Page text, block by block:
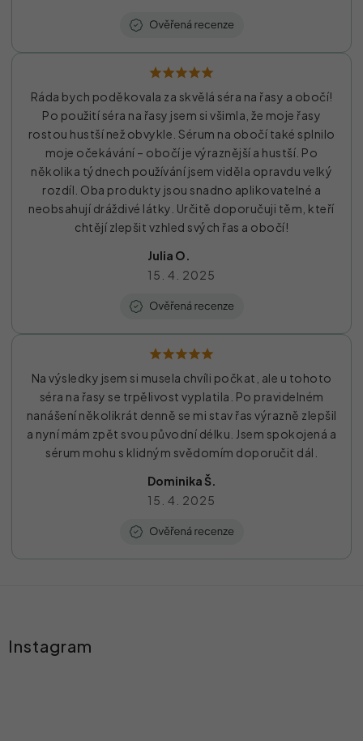
Ráda bych poděkovala za skvělá séra na řasy a obočí!
Po použití séra na řasy jsem si všimla, že moje řasy
rostou hustší než obvykle. Sérum na obočí také splnilo
moje očekávání – obočí je výraznější a hustší. Po
několika týdnech používání jsem viděla opravdu velký
rozdíl. Oba produkty jsou snadno aplikovatelné a
neobsahují dráždivé látky. Určitě doporučuji těm, kteří
chtějí zlepšit vzhled svých řas a obočí!
Julia O.
15. 4. 2025
Na výsledky jsem si musela chvíli počkat, ale u tohoto
séra na řasy se trpělivost vyplatila. Po pravidelném
nanášení několikrát denně se mi stav řas výrazně zlepšil
a nyní mám zpět svou původní délku. Jsem spokojená a
sérum mohu s klidným svědomím doporučit dál.
Dominika Š.
15. 4. 2025
pInstagram